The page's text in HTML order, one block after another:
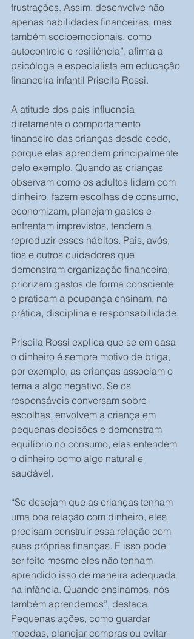
frustrações. Assim, desenvolve não
apenas habilidades financeiras, mas
também socioemocionais, como
autocontrole e resiliência”, afirma a
psicóloga e especialista em educação
financeira infantil Priscila Rossi.
A atitude dos pais influencia
diretamente o comportamento
financeiro das crianças desde cedo,
porque elas aprendem principalmente
pelo exemplo. Quando as crianças
observam como os adultos lidam com
dinheiro, fazem escolhas de consumo,
economizam, planejam gastos e
enfrentam imprevistos, tendem a
reproduzir esses hábitos. Pais, avós,
tios e outros cuidadores que
demonstram organização financeira,
priorizam gastos de forma consciente
e praticam a poupança ensinam, na
prática, disciplina e responsabilidade.
Priscila Rossi explica que se em casa
o dinheiro é sempre motivo de briga,
por exemplo, as crianças associam o
tema a algo negativo. Se os
responsáveis conversam sobre
escolhas, envolvem a criança em
pequenas decisões e demonstram
equilíbrio no consumo, elas entendem
o dinheiro como algo natural e
saudável.
“Se desejam que as crianças tenham
uma boa relação com dinheiro, eles
precisam construir essa relação com
suas próprias finanças. E isso pode
ser feito mesmo eles não tenham
aprendido isso de maneira adequada
na infância. Quando ensinamos, nós
também aprendemos”, destaca.
Pequenas ações, como guardar
moedas, planejar compras ou evitar